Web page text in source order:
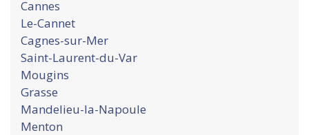
Cannes
Le-Cannet
Cagnes-sur-Mer
Saint-Laurent-du-Var
Mougins
Grasse
Mandelieu-la-Napoule
Menton